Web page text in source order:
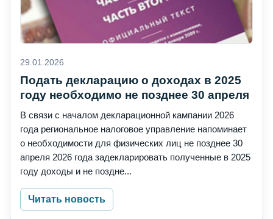
29.01.2026
Подать декларацию о доходах в 2025
году необходимо не позднее 30 апреля
В связи с началом декларационной кампании 2026
года региональное налоговое управление напоминает
о необходимости для физических лиц не позднее 30
апреля 2026 года задекларировать полученные в 2025
году доходы и не поздне...
Читать новость